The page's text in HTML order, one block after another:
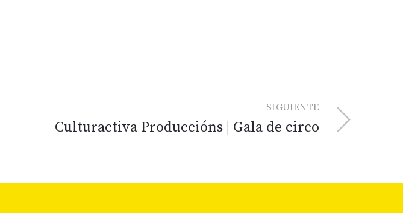
SIGUIENTE
Culturactiva Produccións | Gala de circo